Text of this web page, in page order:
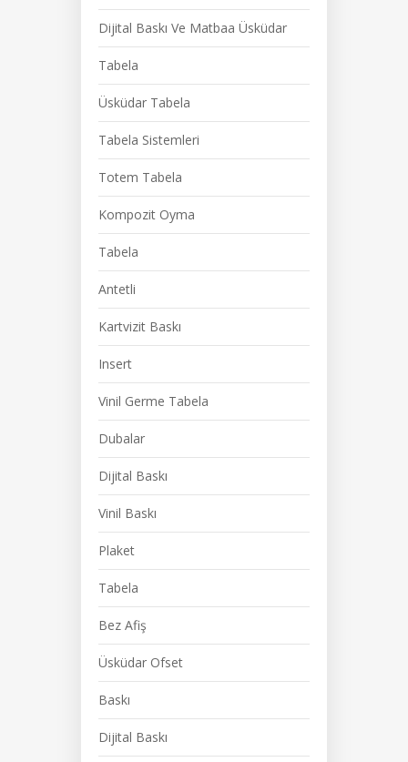
Dijital Baskı Ve Matbaa Üsküdar
Tabela
Üsküdar Tabela
Tabela Sistemleri
Totem Tabela
Kompozit Oyma
Tabela
Antetli
Kartvizit Baskı
Insert
Vinil Germe Tabela
Dubalar
Dijital Baskı
Vinil Baskı
Plaket
Tabela
Bez Afiş
Üsküdar Ofset
Baskı
Dijital Baskı